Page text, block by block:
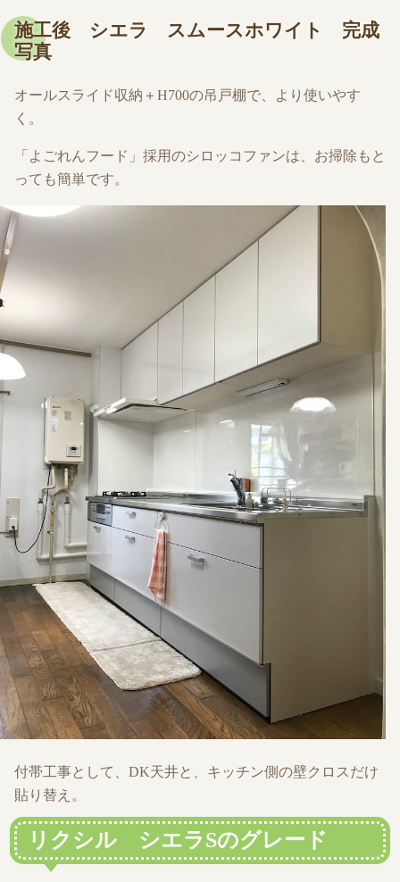
施工後 シエラ スムースホワイト 完成
写真
オールスライド収納＋H700の吊戸棚で、より使いやす
く。
「よごれんフード」採用のシロッコファンは、お掃除もと
っても簡単です。
付帯工事として、DK天井と、キッチン側の壁クロスだけ
貼り替え。
リクシル シエラSのグレード